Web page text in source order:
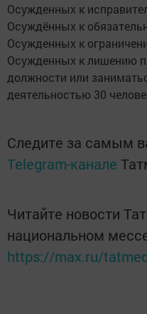
Осужденных к
Осуждённых к
Осужденных к
Осужденных к лишению
должности или
деятельностью 30
Следите за самым
Telegram-канале
Читайте новости
национальном
https://max.ru/